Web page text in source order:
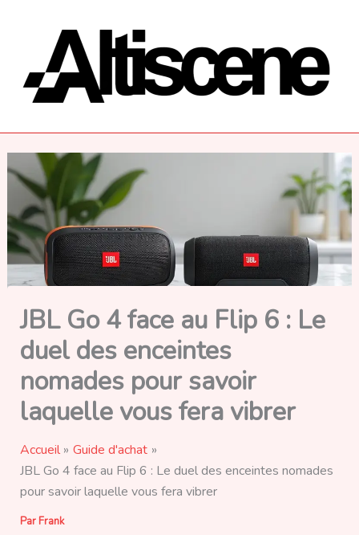
JBL Go 4 face au Flip 6 : Le
duel des enceintes
nomades pour savoir
laquelle vous fera vibrer
Accueil
Guide d'achat
JBL Go 4 face au Flip 6 : Le duel des enceintes nomades
pour savoir laquelle vous fera vibrer
Par Frank